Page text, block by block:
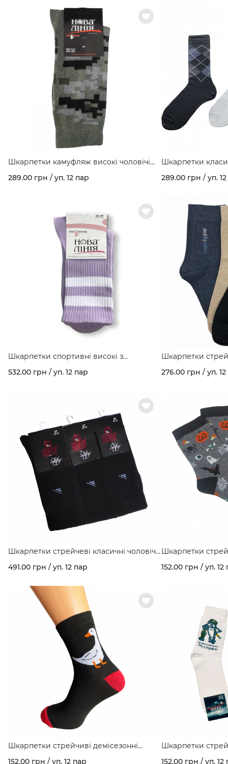
Шкарпетки камуфляж високі чоловічі
демісезон арт. 128/к
289.00 грн / уп. 12 пар
Шкарпетки
289.00 грн / уп.
Шкарпетки спортивні високі з
резинкою білі-фіолетові арт. 411
532.00 грн / уп. 12 пар
Шкарпетки
276.00 грн / уп.
Шкарпетки стрейчеві класичні чоловічі
преміум з бамбука арт. 116
491.00 грн / уп. 12 пар
Шкарпетки
"Halloween" арт.
152.00 грн / уп. 12
Шкарпетки стрейчиві демісезонні
"Гусак" арт. 147/Г
152.00 грн / уп. 12 пар
Шкарпетки
"Добрий вечір ми
152.00 грн / уп. 12